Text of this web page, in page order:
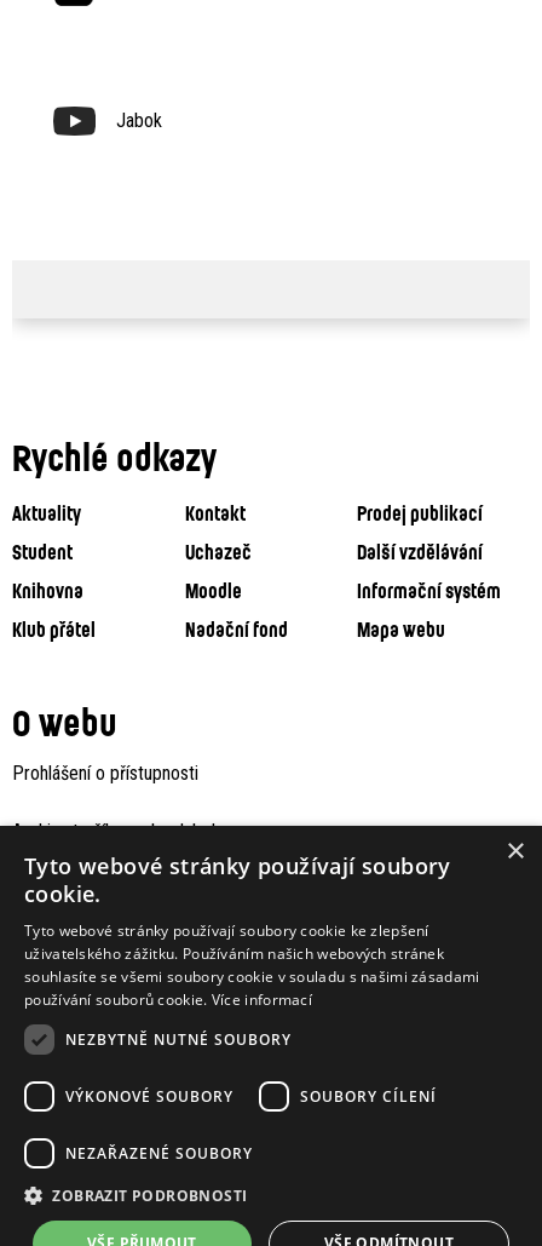
Jabok
Rychlé odkazy
Aktuality Kontakt
Prodej publikací
Student
Uchazeč
Další vzdělávání
Knihovna
Moodle
Informační systém
Klub přátel
Nadační fond Mapa webu
O webu
Prohlášení o přístupnosti
Archiv staršího webu Jaboku
Podporují nás
×
Tyto webové stránky používají soubory
cookie.
Tyto webové stránky používají soubory cookie ke zlepšení
uživatelského zážitku. Používáním našich webových stránek
souhlasíte se všemi soubory cookie v souladu s našimi zásadami
používání souborů cookie. Více informací
NEZBYTNĚ NUTNÉ SOUBORY
VÝKONOVÉ SOUBORY SOUBORY CÍLENÍ
NEZAŘAZENÉ SOUBORY
ZOBRAZIT PODROBNOSTI